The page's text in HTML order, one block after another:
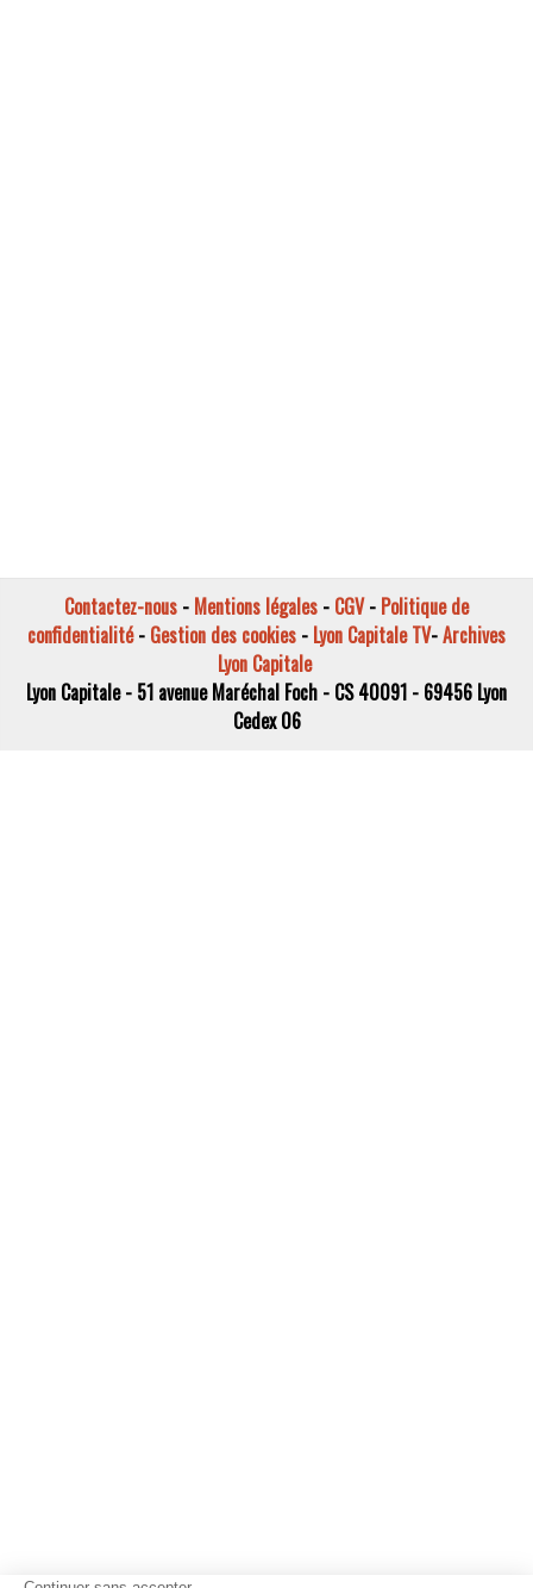
Contactez-nous - Mentions légales - CGV- Politique de
confidentialité- Gestion des cookies - Lyon Capitale TV-Archives
Lyon Capitale
Lyon Capitale - 51 avenue Maréchal Foch - CS 40091 - 69456 Lyon
Cedex 06